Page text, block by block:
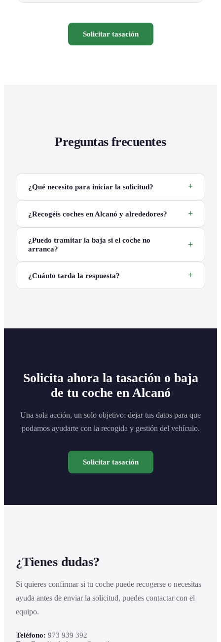
Solicitar tasación
Preguntas frecuentes
¿Qué necesito para iniciar la solicitud?
¿Recogéis coches en Alcanó y alrededores?
¿Puedo tramitar la baja si el coche no
arranca?
¿Cuánto tarda la respuesta?
Solicita ahora la tasación o baja
de tu coche en Alcanó
Una sola acción, un solo objetivo: dejar tus datos para que
podamos ayudarte con la recogida y gestión del vehículo.
Solicitar tasación
¿Tienes dudas?
Si quieres confirmar si tu coche puede recogerse o necesitas
ayuda antes de enviar la solicitud, puedes contactar con el
equipo.
Teléfono: 973 939 392